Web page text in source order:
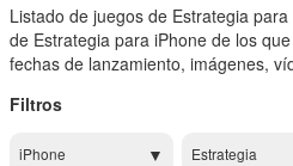
Listado de juegos de Estrategia
de Estrategia para iPhone de los
fechas de lanzamiento, imágenes,
Filtros
iPhone Estrategia